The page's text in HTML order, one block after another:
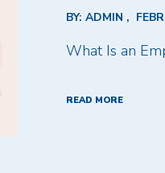
BY: ADMIN
What Is an
READ MORE